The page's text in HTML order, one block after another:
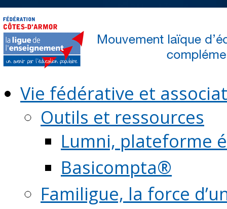
Vie fédérative et
Outils et ressources
Lumni, plateforme
Basicompta®
Familigue, la force